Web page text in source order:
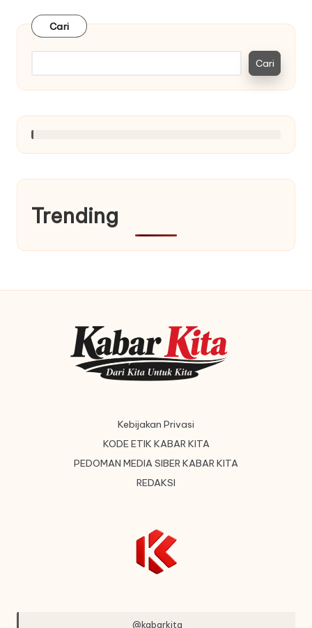
Cari
Cari
Trending
Kebijakan Privasi
KODE ETIK KABAR KITA
PEDOMAN MEDIA SIBER KABAR KITA
REDAKSI
@kabarkita